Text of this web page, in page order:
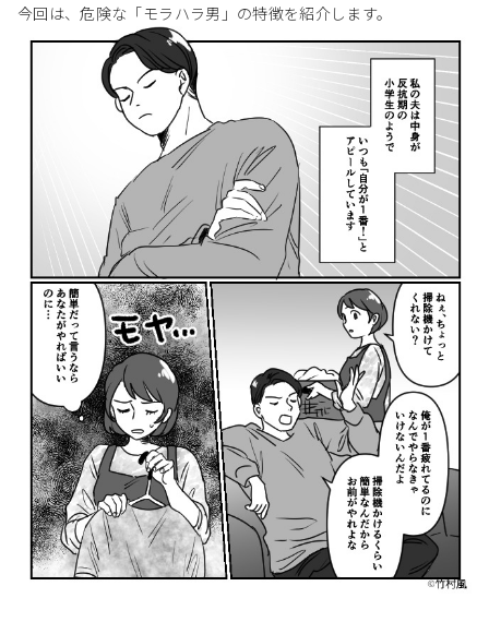
今回は、危険な「モラハラ男」の特徴を紹介します。